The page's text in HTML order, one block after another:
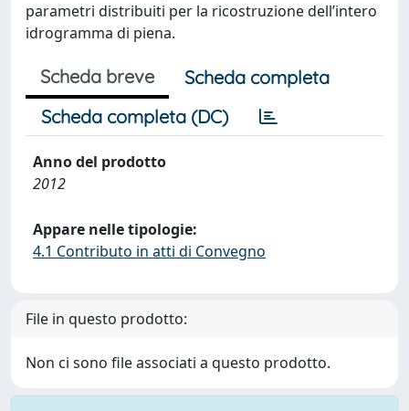
parametri distribuiti per la ricostruzione dell’intero
idrogramma di piena.
Scheda breve
Scheda completa
Scheda completa (DC)
Anno del prodotto
2012
Appare nelle tipologie:
4.1 Contributo in atti di Convegno
File in questo prodotto:
Non ci sono file associati a questo prodotto.